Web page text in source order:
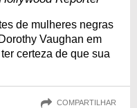
de mulheres negras
Vaughan em
certeza de que sua
COMPARTILHAR